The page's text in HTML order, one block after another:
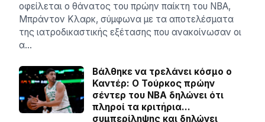
οφείλεται ο θάνατος του πρώην παίκτη του NBA,
Μπράντον Κλαρκ, σύμφωνα με τα αποτελέσματα
της ιατροδικαστικής εξέτασης που ανακοίνωσαν οι
α…
Βάλθηκε να τρελάνει κόσμο ο
Καντέρ: Ο Τούρκος πρώην
σέντερ του NBA δηλώνει ότι
πληροί τα κριτήρια…
συμπερίληψης και δηλώνει